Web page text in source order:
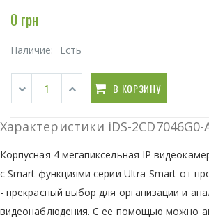
0 грн
Наличие: Есть
В КОРЗИНУ
Характеристики iDS-2CD7046G0-
Корпусная 4 мегапиксельная IP
с Smart функциями серии Ultra-Smart от
- прекрасный выбор для организации и
видеонаблюдения. С ее помощью можно